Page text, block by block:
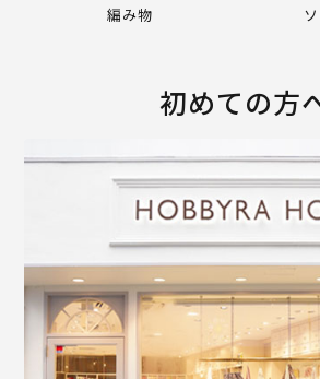
編み物
初めての方